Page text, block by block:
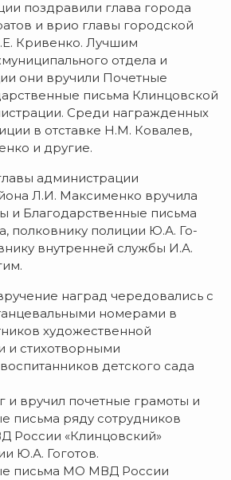
поздравили глава города
и врио главы городской
Кривенко. Лучшим
отдела и
они вручили Почетные
письма Клинцовской
Среди награжденных
в отставке Н.М. Ковалев,
и другие.
администрации
Л.И. Максименко вручила
и Благодарственные письма
полковнику полиции Ю.А. Го-
внутренней службы И.А.
наград чередовались с
номерами в
художественной
и стихотворными
детского сада
и вручил почетные грамоты и
письма ряду сотрудников
России «Клинцовский»
Ю.А. Гоготов.
письма МО МВД России